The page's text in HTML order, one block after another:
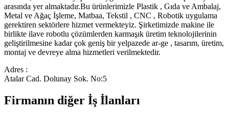
arasında yer almaktadır.Bu ürünlerimizle Plastik , Gıda ve Ambalaj,
Metal ve Ağaç İşleme, Matbaa, Tekstil , CNC , Robotik uygulama
gerektiren sektörlere hizmet vermekteyiz. Şirketimizde makine ile
birlikte ilave robotlu çözümlerden karmaşık üretim teknolojilerinin
geliştirilmesine kadar çok geniş bir yelpazede ar-ge , tasarım, üretim,
montaj ve devreye alma hizmetleri verilmektedir.
Adres :
Atalar Cad. Dolunay Sok. No:5
Firmanın diğer İş İlanları